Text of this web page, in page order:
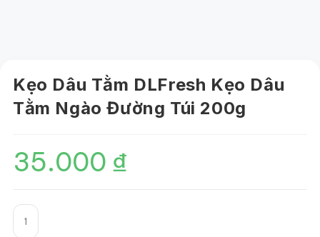
Kẹo Dâu Tằm DLFresh Kẹo Dâu
Tằm Ngào Đường Túi 200g
35.000 ₫
Kẹo
Dâu